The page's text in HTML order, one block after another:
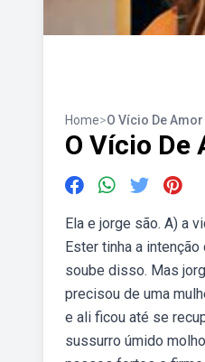
Home>O Vício De
O Vício De
Ela e jorge são. A) a
Ester tinha a
soube disso. Mas
precisou de uma
e ali ficou até se
sussurro úmido